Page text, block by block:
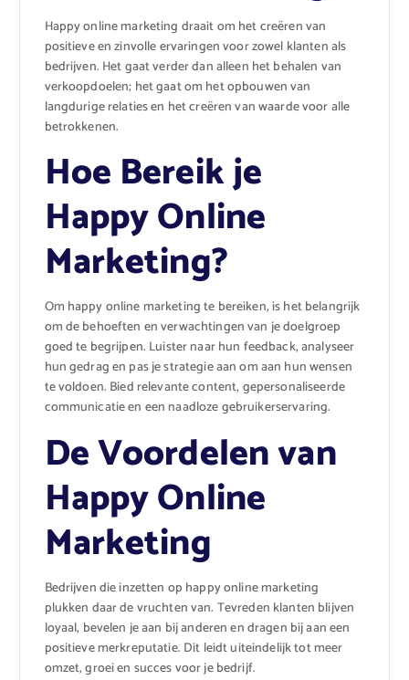
Happy online marketing draait om het creëren van
positieve en zinvolle ervaringen voor zowel klanten als
bedrijven. Het gaat verder dan alleen het behalen van
verkoopdoelen; het gaat om het opbouwen van
langdurige relaties en het creëren van waarde voor alle
betrokkenen.
Hoe Bereik je
Happy Online
Marketing?
Om happy online marketing te bereiken, is het belangrijk
om de behoeften en verwachtingen van je doelgroep
goed te begrijpen. Luister naar hun feedback, analyseer
hun gedrag en pas je strategie aan om aan hun wensen
te voldoen. Bied relevante content, gepersonaliseerde
communicatie en een naadloze gebruikerservaring.
De Voordelen van
Happy Online
Marketing
Bedrijven die inzetten op happy online marketing
plukken daar de vruchten van. Tevreden klanten blijven
loyaal, bevelen je aan bij anderen en dragen bij aan een
positieve merkreputatie. Dit leidt uiteindelijk tot meer
omzet, groei en succes voor je bedrijf.